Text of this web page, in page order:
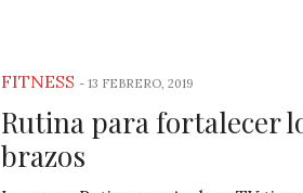
FITNESS - 13 FEBRERO, 2019
Rutina para fortalecer
brazos